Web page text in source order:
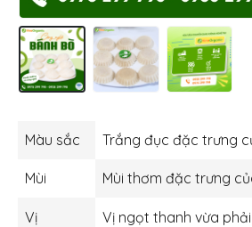
Màu sắc Trắng đục đặc trưng
Mùi Mùi thơm đặc trưng
Vị Vị ngọt thanh vừa phải